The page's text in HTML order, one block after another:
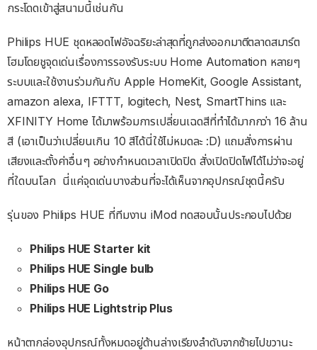
กระโดดเข้าสู่สนามนี้เช่นกัน
Philips HUE ชุดหลอดไฟอัจฉริยะล่าสุดที่ถูกส่งออกมาตีตลาดสมาร์ต
โฮมโดยชูจุดเด่นเรื่องการรองรับระบบ Home Automation หลายๆ
ระบบและใช้งานร่วมกันกับ Apple HomeKit, Google Assistant,
amazon alexa, IFTTT, logitech, Nest, SmartThins และ
XFINITY Home ได้มาพร้อมการเปลี่ยนเฉดสีที่ทำได้มากกว่า 16 ล้าน
สี (เอาเป็นว่าเปลี่ยนเกิน 10 สีได้นี่ใช้ไม่หมดละ :D) แถมสั่งการผ่าน
เสียงและตั้งค่าอื่นๆ อย่างกำหนดเวลาเปิดปิด สั่งเปิดปิดไฟได้ไม่ว่าจะอยู่
ที่ใดบนโลก นี่แค่จุดเด่นบางส่วนที่จะได้เห็นจากอุปกรณ์ชุดนี้ครับ
รุ่นของ Philips HUE ที่ทีมงาน iMod ทดสอบนั้นประกอบไปด้วย
Philips HUE Starter kit
Philips HUE Single bulb
Philips HUE Go
Philips HUE Lightstrip Plus
หน้าตากล่องอุปกรณ์ทั้งหมดอยู่ด้านล่างเรียงลำดับจากซ้ายไปขวานะ